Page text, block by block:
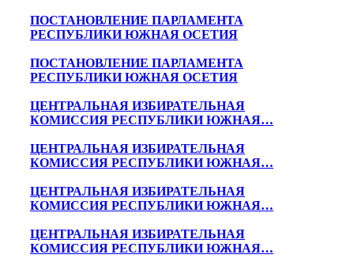
ПОСТАНОВЛЕНИЕ ПАРЛАМЕНТА
РЕСПУБЛИКИ ЮЖНАЯ ОСЕТИЯ
ПОСТАНОВЛЕНИЕ ПАРЛАМЕНТА
РЕСПУБЛИКИ ЮЖНАЯ ОСЕТИЯ
ЦЕНТРАЛЬНАЯ ИЗБИРАТЕЛЬНАЯ
КОМИССИЯ РЕСПУБЛИКИ ЮЖНАЯ…
ЦЕНТРАЛЬНАЯ ИЗБИРАТЕЛЬНАЯ
КОМИССИЯ РЕСПУБЛИКИ ЮЖНАЯ…
ЦЕНТРАЛЬНАЯ ИЗБИРАТЕЛЬНАЯ
КОМИССИЯ РЕСПУБЛИКИ ЮЖНАЯ…
ЦЕНТРАЛЬНАЯ ИЗБИРАТЕЛЬНАЯ
КОМИССИЯ РЕСПУБЛИКИ ЮЖНАЯ…